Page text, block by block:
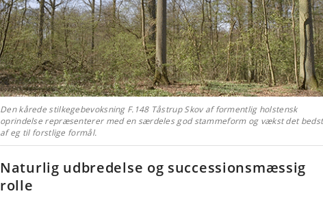
Den kårede stilkegebevoksning F.148 Tåstrup Skov af formentlig holstensk
oprindelse repræsenterer med en særdeles god stammeform og vækst det
af eg til forstlige formål.
Naturlig udbredelse og successionsmæssig
rolle